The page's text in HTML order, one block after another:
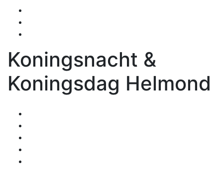
Koningsnacht &
Koningsdag Helmond